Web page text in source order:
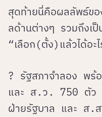
สุดท้ายนี่คือผลลัพธ์ขอ
ลด้านต่างๆ รวมถึงเ
“เลือก(ตั้ง)แล้วได้อะ
? รัฐสภาจำลอง พร้
และ ส.ว. 750 ตัว
ฝ่ายรัฐบาล และ ส.